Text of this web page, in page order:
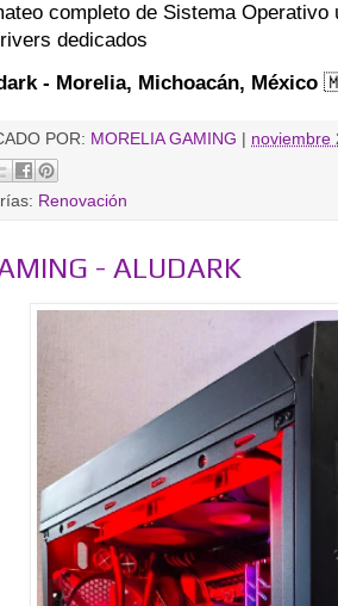
completo de Sistema
dedicados
- Morelia, Michoacán, México
POR: MORELIA GAMING noviembre
Renovación
- ALUDARK